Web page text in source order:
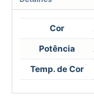
Cor
Potência
Temp. de Cor